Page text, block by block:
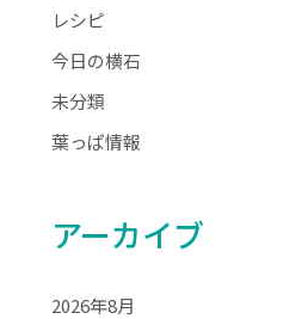
レシピ
今日の横石
未分類
葉っぱ情報
アーカイブ
2026年8月